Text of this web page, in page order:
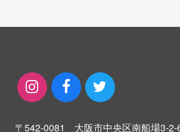
〒542-0081 大阪市中央区南船場3-2-